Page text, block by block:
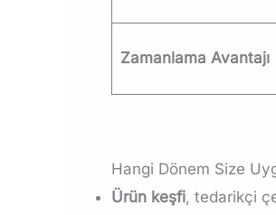
Zamanlama Avantajı
Hangi Dönem Size
Ürün keşfi, tedarikçi